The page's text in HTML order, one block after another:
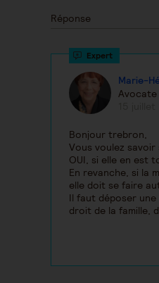
Réponse
Marie-
Avocate
Bonjour trebron,
Vous voulez
OUI, si elle en est
En revanche, si la
elle doit se faire
Il faut déposer une
droit de la famille,